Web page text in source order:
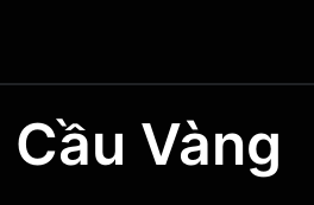
Cầu Vàng